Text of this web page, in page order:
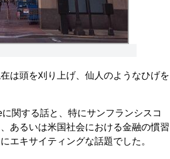
は頭を刈り上げ、仙人のようなひげを
関する話と、特にサンフランシスコ
あるいは米国社会における金融の慣習
エキサイティングな話題でした。